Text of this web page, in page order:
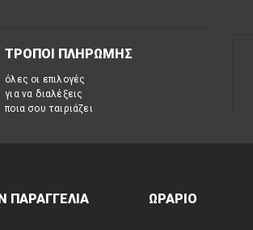
ΤΡΟΠΟΙ ΠΛΗΡΩΜΗΣ
όλες οι επιλογές
για να διαλέξεις
ποια σου ταιριάζει
ΠΑΡΑΓΓΕΛΙΑ ΩΡΑΡΙΟ